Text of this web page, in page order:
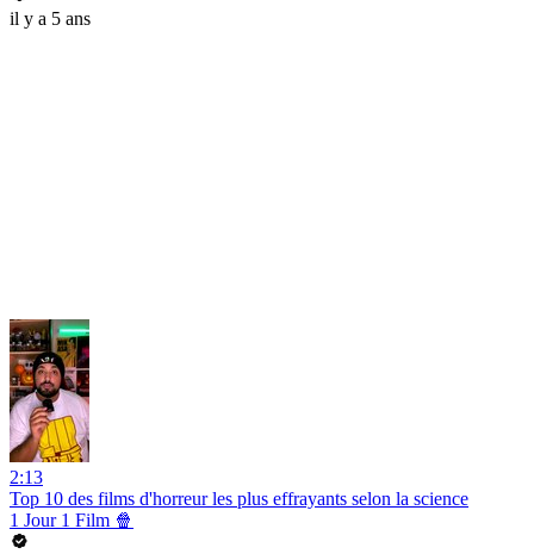
il y a 5 ans
2:13
Top 10 des films d'horreur les plus effrayants selon la science
1 Jour 1 Film 🍿